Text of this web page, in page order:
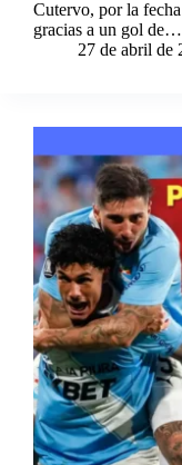
Cutervo, por la
gracias a un gol de…
27 de abril de